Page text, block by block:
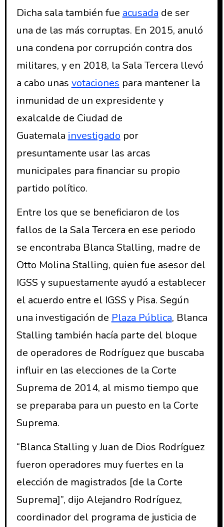
Dicha sala también fue acusada de ser
una de las más corruptas. En 2015, anuló
una condena por corrupción contra dos
militares, y en 2018, la Sala Tercera llevó
a cabo unas votaciones para mantener la
inmunidad de un expresidente y
exalcalde de Ciudad de
Guatemala investigado por
presuntamente usar las arcas
municipales para financiar su propio
partido político.
Entre los que se beneficiaron de los
fallos de la Sala Tercera en ese periodo
se encontraba Blanca Stalling, madre de
Otto Molina Stalling, quien fue asesor del
IGSS y supuestamente ayudó a establecer
el acuerdo entre el IGSS y Pisa. Según
una investigación de Plaza Pública, Blanca
Stalling también hacía parte del bloque
de operadores de Rodríguez que buscaba
influir en las elecciones de la Corte
Suprema de 2014, al mismo tiempo que
se preparaba para un puesto en la Corte
Suprema.
“Blanca Stalling y Juan de Dios Rodríguez
fueron operadores muy fuertes en la
elección de magistrados [de la Corte
Suprema]”, dijo Alejandro Rodríguez,
coordinador del programa de justicia de